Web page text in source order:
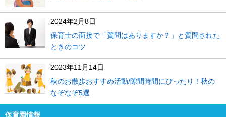
2024年2月8日
保育士の面接で「質問はありますか？」と質問された
ときのコツ
2023年11月14日
秋のお散歩おすすめ活動/隙間時間にぴったり！秋の
なぞなぞ5選
保育園情報